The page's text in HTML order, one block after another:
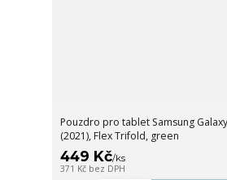
Pouzdro pro tablet Samsung
(2021), Flex Trifold, green
449 Kč/ks
371 Kč bez DPH